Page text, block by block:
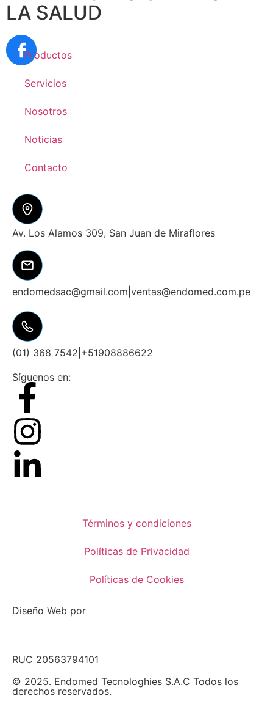
LA SALUD
Productos
Servicios
Nosotros
Noticias
Contacto
Av. Los Alamos 309, San Juan de Miraflores
endomedsac@gmail.com ventas@endomed.com.pe
(01) 368 7542 +51908886622
Síguenos en:
Términos y condiciones
Políticas de Privacidad
Políticas de Cookies
Diseño Web por
RUC 20563794101
© 2025. Endomed Tecnologhies S.A.C Todos los
derechos reservados.